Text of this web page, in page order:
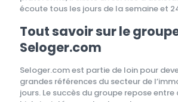
écoute tous les jours de la semaine et
Tout savoir sur le
Seloger.com
Seloger.com est partie de loin pour
grandes références du secteur de
jours. Le succès du groupe repose entre